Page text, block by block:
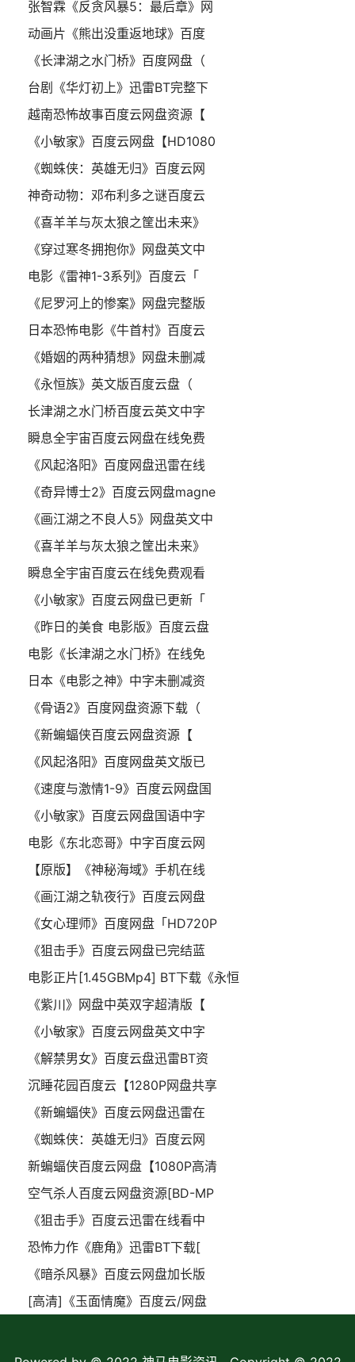
张智霖《反贪风暴5：最后章》网
动画片《熊出没重返地球》百度
《长津湖之水门桥》百度网盘（
台剧《华灯初上》迅雷BT完整下
越南恐怖故事百度云网盘资源【
《小敏家》百度云网盘【HD1080
《蜘蛛侠：英雄无归》百度云网
神奇动物：邓布利多之谜百度云
《喜羊羊与灰太狼之筐出未来》
《穿过寒冬拥抱你》网盘英文中
电影《雷神1-3系列》百度云「
《尼罗河上的惨案》网盘完整版
日本恐怖电影《牛首村》百度云
《婚姻的两种猜想》网盘未删减
《永恒族》英文版百度云盘（
长津湖之水门桥百度云英文中字
瞬息全宇宙百度云网盘在线免费
《风起洛阳》百度网盘迅雷在线
《奇异博士2》百度云网盘magne
《画江湖之不良人5》网盘英文中
《喜羊羊与灰太狼之筐出未来》
瞬息全宇宙百度云在线免费观看
《小敏家》百度云网盘已更新「
《昨日的美食 电影版》百度云盘
电影《长津湖之水门桥》在线免
日本《电影之神》中字未删减资
《骨语2》百度网盘资源下载（
《新蝙蝠侠百度云网盘资源【
《风起洛阳》百度网盘英文版已
《速度与激情1-9》百度云网盘国
《小敏家》百度云网盘国语中字
电影《东北恋哥》中字百度云网
【原版】《神秘海域》手机在线
《画江湖之轨夜行》百度云网盘
《女心理师》百度网盘「HD720P
《狙击手》百度云网盘已完结蓝
电影正片[1.45GBMp4] BT下载《永恒
《紫川》网盘中英双字超清版【
《小敏家》百度云网盘英文中字
《解禁男女》百度云盘迅雷BT资
沉睡花园百度云【1280P网盘共享
《新蝙蝠侠》百度云网盘迅雷在
《蜘蛛侠：英雄无归》百度云网
新蝙蝠侠百度云网盘【1080P高清
空气杀人百度云网盘资源[BD-MP
《狙击手》百度云迅雷在线看中
恐怖力作《鹿角》迅雷BT下载[
《暗杀风暴》百度云网盘加长版
[高清]《玉面情魔》百度云/网盘